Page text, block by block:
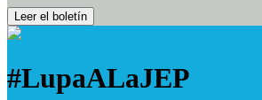
Leer el boletín
#LupaALaJEP